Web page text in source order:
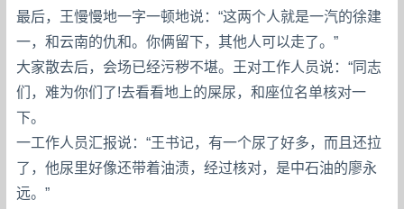
最后，王慢慢地一字一顿地说：“这两个人就是一汽的徐建
一，和云南的仇和。你俩留下，其他人可以走了。”
大家散去后，会场已经污秽不堪。王对工作人员说：“同志
们，难为你们了!去看看地上的屎尿，和座位名单核对一
下。
一工作人员汇报说：“王书记，有一个尿了好多，而且还拉
了，他尿里好像还带着油渍，经过核对，是中石油的廖永
远。”